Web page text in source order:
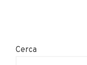
Cerca